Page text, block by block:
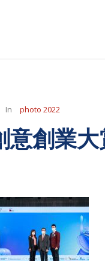
In photo 2022
意創業